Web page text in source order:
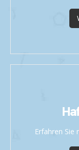
Erfahren Sie